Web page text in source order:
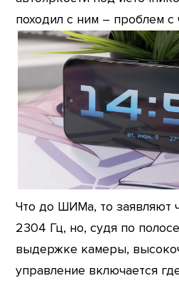
походил с ним – проблем с
Что до ШИМа, то заявляют
2304 Гц, но, судя по
выдержке камеры,
управление включается